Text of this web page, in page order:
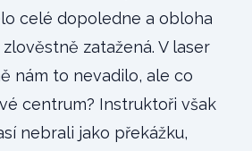
celé dopoledne a obloha
zlověstně zatažená. V laser
nám to nevadilo, ale co
centrum? Instruktoři však
nebrali jako překážku,